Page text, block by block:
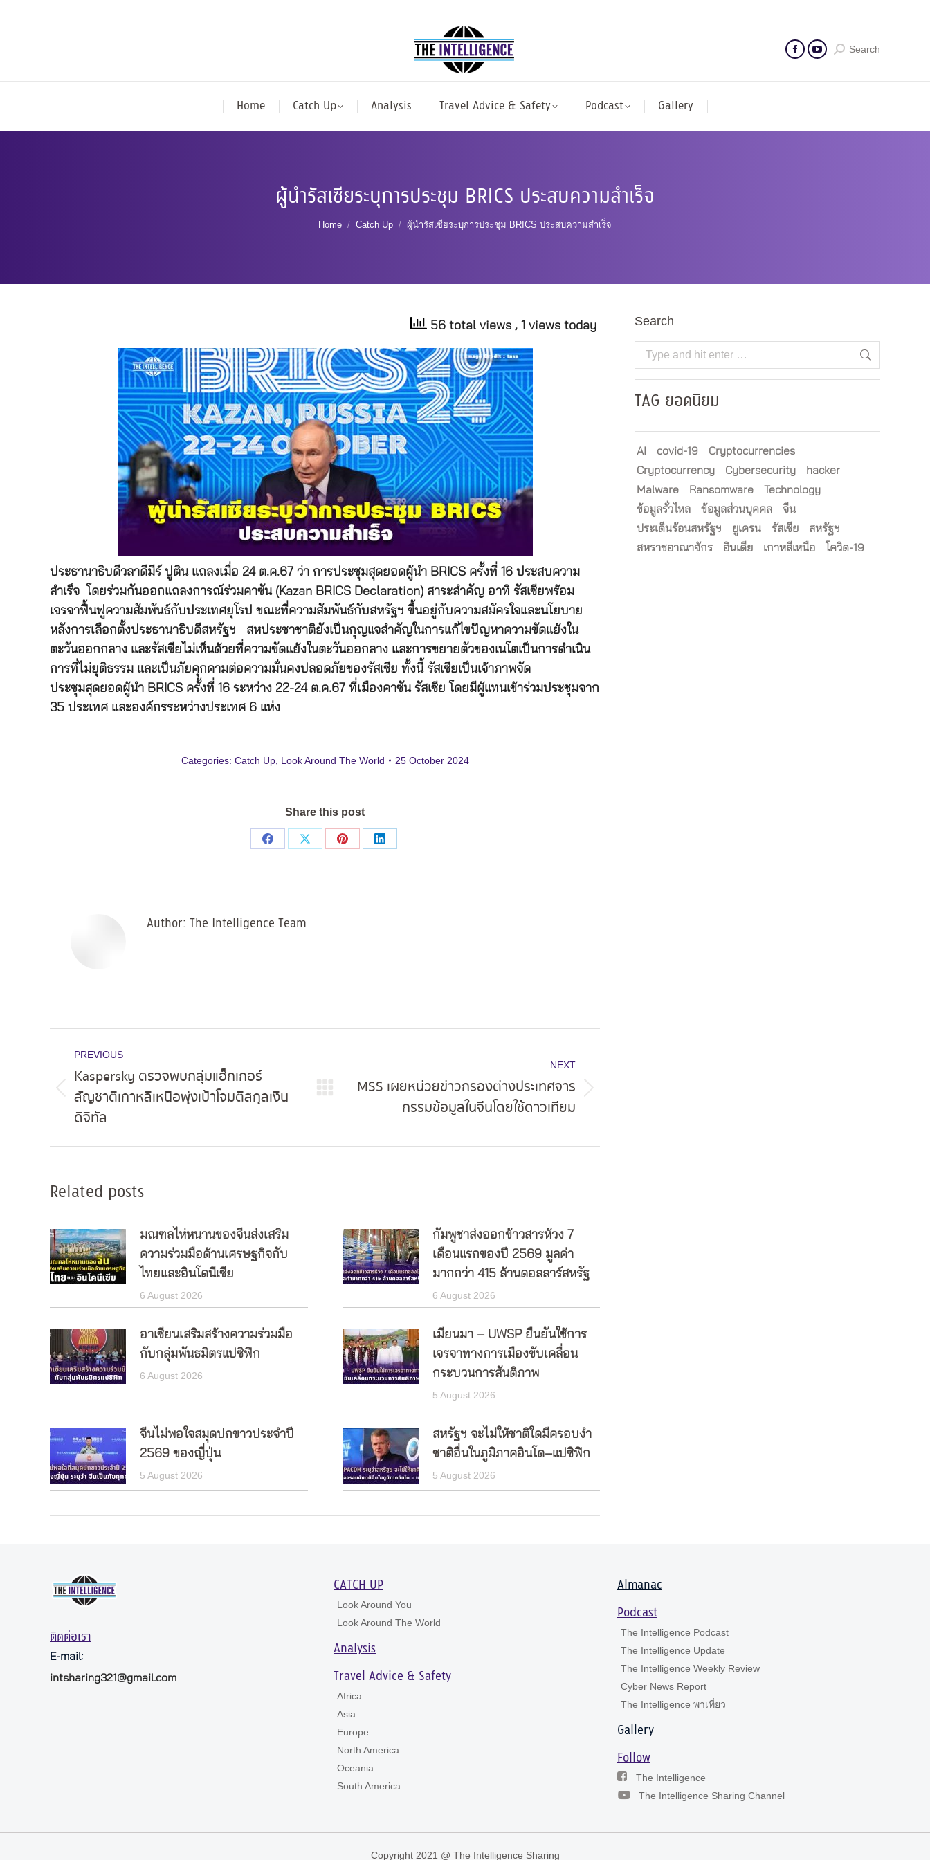
Search
Home Catch Up Analysis Travel Advice & Safety Podcast Gallery
ผู้นำรัสเซียระบุการประชุม BRICS ประสบความสำเร็จ
You are here:
Home Catch Up ผู้นำรัสเซียระบุการประชุม BRICS ประสบความสำเร็จ
56 total views , 1 views today
ประธานาธิบดีวลาดีมีร์ ปูติน แถลงเมื่อ 24 ต.ค.67 ว่า การประชุมสุดยอดผู้นำ BRICS ครั้งที่ 16 ประสบความ
สำเร็จ โดยร่วมกันออกแถลงการณ์ร่วมคาซัน (Kazan BRICS Declaration) สาระสำคัญ อาทิ รัสเซียพร้อม
เจรจาฟื้นฟูความสัมพันธ์กับประเทศยุโรป ขณะที่ความสัมพันธ์กับสหรัฐฯ ขึ้นอยู่กับความสมัครใจและนโยบาย
หลังการเลือกตั้งประธานาธิบดีสหรัฐฯ สหประชาชาติยังเป็นกุญแจสำคัญในการแก้ไขปัญหาความขัดแย้งใน
ตะวันออกกลาง และรัสเซียไม่เห็นด้วยที่ความขัดแย้งในตะวันออกลาง และการขยายตัวของเนโตเป็นการดำเนิน
การที่ไม่ยุติธรรม และเป็นภัยคุกคามต่อความมั่นคงปลอดภัยของรัสเซีย ทั้งนี้ รัสเซียเป็นเจ้าภาพจัด
ประชุมสุดยอดผู้นำ BRICS ครั้งที่ 16 ระหว่าง 22-24 ต.ค.67 ที่เมืองคาซัน รัสเซีย โดยมีผู้แทนเข้าร่วมประชุมจาก
35 ประเทศ และองค์กรระหว่างประเทศ 6 แห่ง
Categories: Catch Up, Look Around The World 25 October 2024
Share this post
Share
Share
Share
Share
Author: The Intelligence Team
navigation
PREVIOUS
Previous
post:
Kaspersky ตรวจพบกลุ่มแฮ็กเกอร์
สัญชาติเกาหลีเหนือพุ่งเป้าโจมตีสกุลเงิน
ดิจิทัล
NEXT
MSS เผยหน่วยข่าวกรองต่างประเทศจาร
กรรมข้อมูลในจีนโดยใช้ดาวเทียม
Related posts
มณฑลไห่หนานของจีนส่งเสริม
ความร่วมมือด้านเศรษฐกิจกับ
ไทยและอินโดนีเซีย
6 August 2026
กัมพูชาส่งออกข้าวสารห้วง 7
เดือนแรกของปี 2569 มูลค่า
มากกว่า 415 ล้านดอลลาร์สหรัฐ
6 August 2026
อาเซียนเสริมสร้างความร่วมมือ
กับกลุ่มพันธมิตรแปซิฟิก
6 August 2026
เมียนมา – UWSP ยืนยันใช้การ
เจรจาทางการเมืองขับเคลื่อน
กระบวนการสันติภาพ
5 August 2026
จีนไม่พอใจสมุดปกขาวประจำปี
2569 ของญี่ปุ่น
5 August 2026
สหรัฐฯ จะไม่ให้ชาติใดมีครอบงำ
ชาติอื่นในภูมิภาคอินโด–แปซิฟิก
5 August 2026
Search
Search:
TAG ยอดนิยม
AI covid-19
Cryptocurrencies
Cryptocurrency
Cybersecurity
hacker
Malware
Ransomware
Technology
ข้อมูลรั่วไหล
ข้อมูลส่วนบุคคล
จีน
ประเด็นร้อนสหรัฐฯ
ยูเครน รัสเซีย
สหรัฐฯ
สหราชอาณาจักร
อินเดีย เกาหลีเหนือ โควิด-19
ติดต่อเรา
E-mail:
intsharing321@gmail.com
CATCH UP
Look Around You
Look Around The World
Analysis
Travel Advice & Safety
Africa
Asia
Europe
North America
Oceania
South America
Almanac
Podcast
The Intelligence Podcast
The Intelligence Update
The Intelligence Weekly Review
Cyber News Report
The Intelligence พาเที่ยว
Gallery
Follow
The Intelligence
The Intelligence Sharing Channel
Copyright 2021 @ The Intelligence Sharing